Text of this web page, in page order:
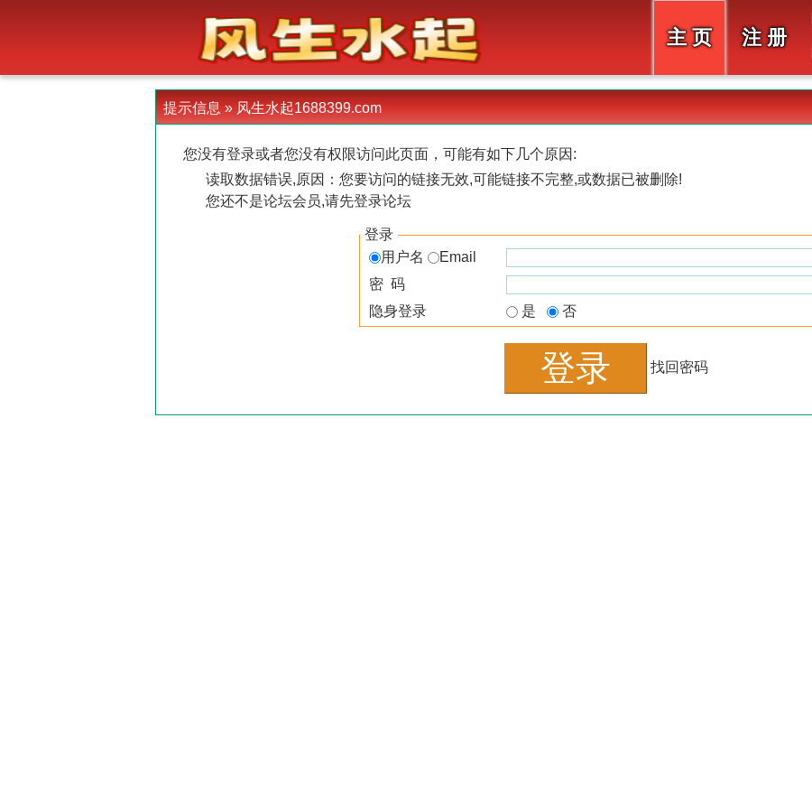
主 页 注 册
提示信息 » 风生水起1688399.com
您没有登录或者您没有权限访问此页面，可能有如下几个原因:
读取数据错误,原因：您要访问的链接无效,可能链接不完整,或数据已被删除!
您还不是论坛会员,请先登录论坛
登录
用户名
Email
密 码
隐身登录
是 否
找回密码